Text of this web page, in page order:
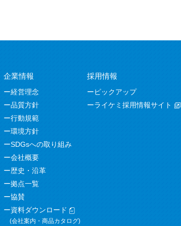
企業情報
経営理念
品質方針
行動規範
環境方針
SDGsへの取り組み
会社概要
歴史・沿革
拠点一覧
協賛
資料ダウンロード
(会社案内・商品カタログ)
採用情報
ピックアップ
ライケミ採用情報サイト